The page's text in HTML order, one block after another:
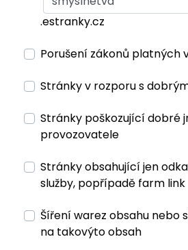
.estranky.cz
Porušení zákonů platných
Stránky v rozporu s
Stránky poškozující dobré
provozovatele
Stránky obsahující jen
služby, popřípadě farm link
Šíření warez obsahu nebo
na takovýto obsah